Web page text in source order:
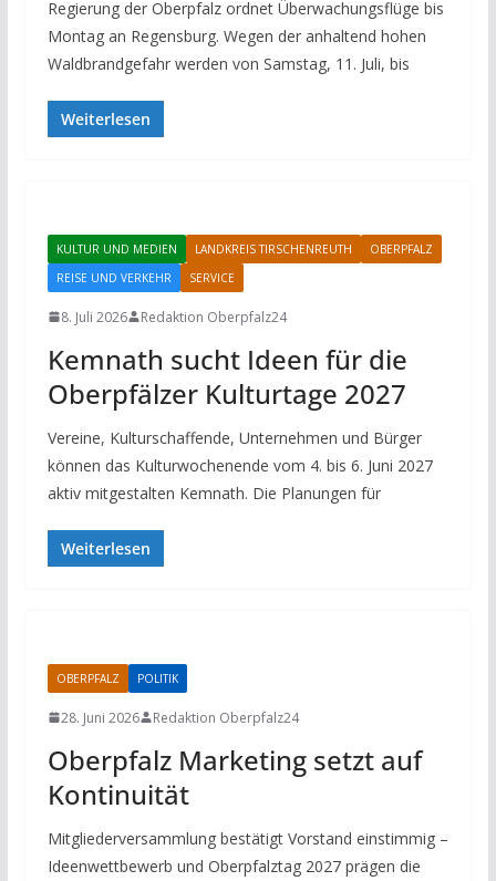
Regierung der Oberpfalz ordnet Überwachungsflüge bis
Montag an Regensburg. Wegen der anhaltend hohen
Waldbrandgefahr werden von Samstag, 11. Juli, bis
Weiterlesen
KULTUR UND MEDIEN LANDKREIS TIRSCHENREUTH
OBERPFALZ
REISE UND VERKEHR
SERVICE
8. Juli 2026 Redaktion Oberpfalz24
Kemnath sucht Ideen für die
Oberpfälzer Kulturtage 2027
Vereine, Kulturschaffende, Unternehmen und Bürger
können das Kulturwochenende vom 4. bis 6. Juni 2027
aktiv mitgestalten Kemnath. Die Planungen für
Weiterlesen
OBERPFALZ POLITIK
28. Juni 2026 Redaktion Oberpfalz24
Oberpfalz Marketing setzt auf
Kontinuität
Mitgliederversammlung bestätigt Vorstand einstimmig –
Ideenwettbewerb und Oberpfalztag 2027 prägen die